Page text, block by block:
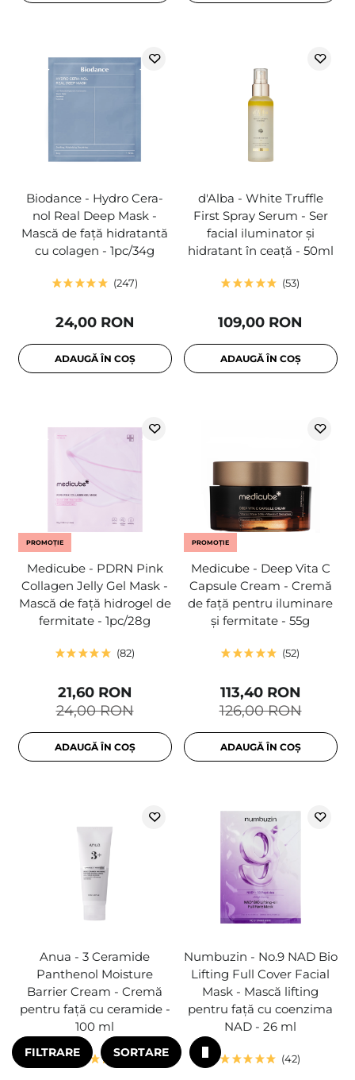
Biodance - Hydro Cera-
nol Real Deep Mask -
Mască de față hidratantă
cu colagen - 1pc/34g
247
24,00 RON
ADAUGĂ ÎN COȘ
d'Alba - White Truffle
First Spray Serum - Ser
facial iluminator și
hidratant în ceață - 50ml
53
109,00 RON
ADAUGĂ ÎN COȘ
PROMOȚIE
Medicube - PDRN Pink
Collagen Jelly Gel Mask -
Mască de față hidrogel de
fermitate - 1pc/28g
82
24,00 RON
21,60 RON
ADAUGĂ ÎN COȘ
PROMOȚIE
Medicube - Deep Vita C
Capsule Cream - Cremă
de față pentru iluminare
și fermitate - 55g
52
126,00 RON
113,40 RON
ADAUGĂ ÎN COȘ
Anua - 3 Ceramide
Panthenol Moisture
Barrier Cream - Cremă
pentru față cu ceramide -
100 ml
22
Numbuzin - No.9 NAD Bio
Lifting Full Cover Facial
Mask - Mască lifting
pentru față cu coenzima
NAD - 26 ml
42
FILTRARE SORTARE